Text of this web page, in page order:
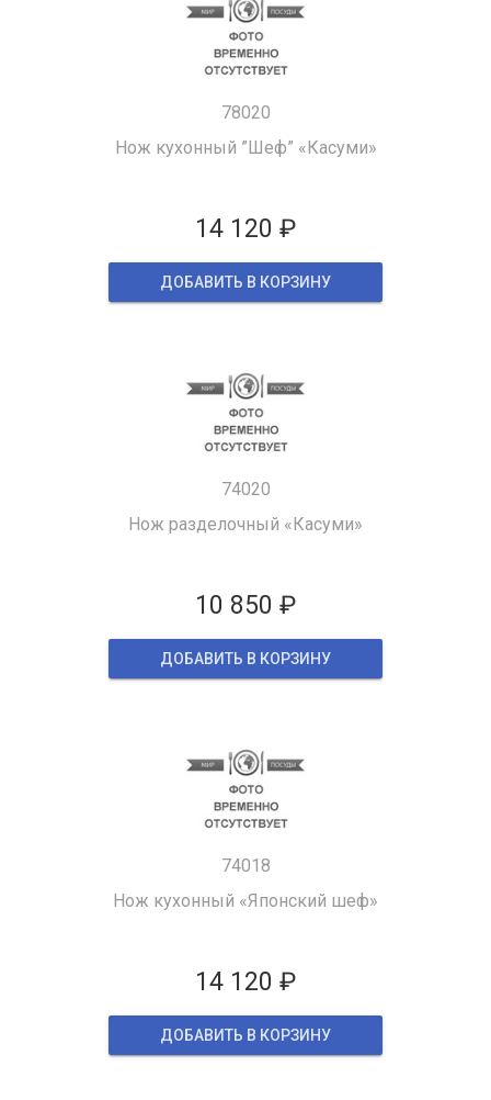
78020
Нож кухонный ”Шеф” «Касуми»
14 120 ₽
ДОБАВИТЬ В КОРЗИНУ
74020
Нож разделочный «Касуми»
10 850 ₽
ДОБАВИТЬ В КОРЗИНУ
74018
Нож кухонный «Японский шеф»
14 120 ₽
ДОБАВИТЬ В КОРЗИНУ